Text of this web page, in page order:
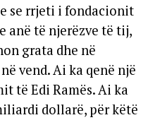
se rrjeti i fondacionit
anë të njerëzve të tij,
grata dhe në
vend. Ai ka qenë një
të Edi Ramës. Ai ka
dollarë, për këtë